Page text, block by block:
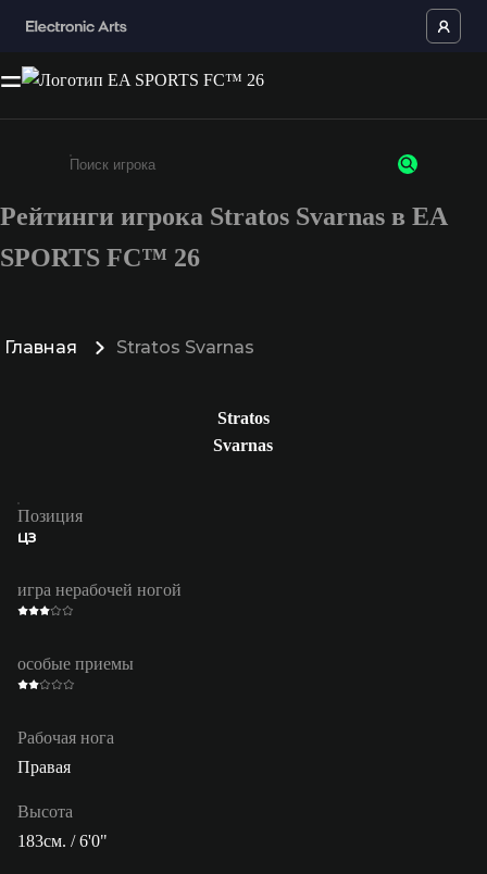
Введите не менее 3 символов или цифр
Рейтинги игрока Stratos Svarnas в EA
SPORTS FC™ 26
Главная Stratos Svarnas
Stratos
Svarnas
Позиция
ЦЗ
игра нерабочей ногой
особые приемы
Рабочая нога
Правая
Высота
183см. / 6'0"